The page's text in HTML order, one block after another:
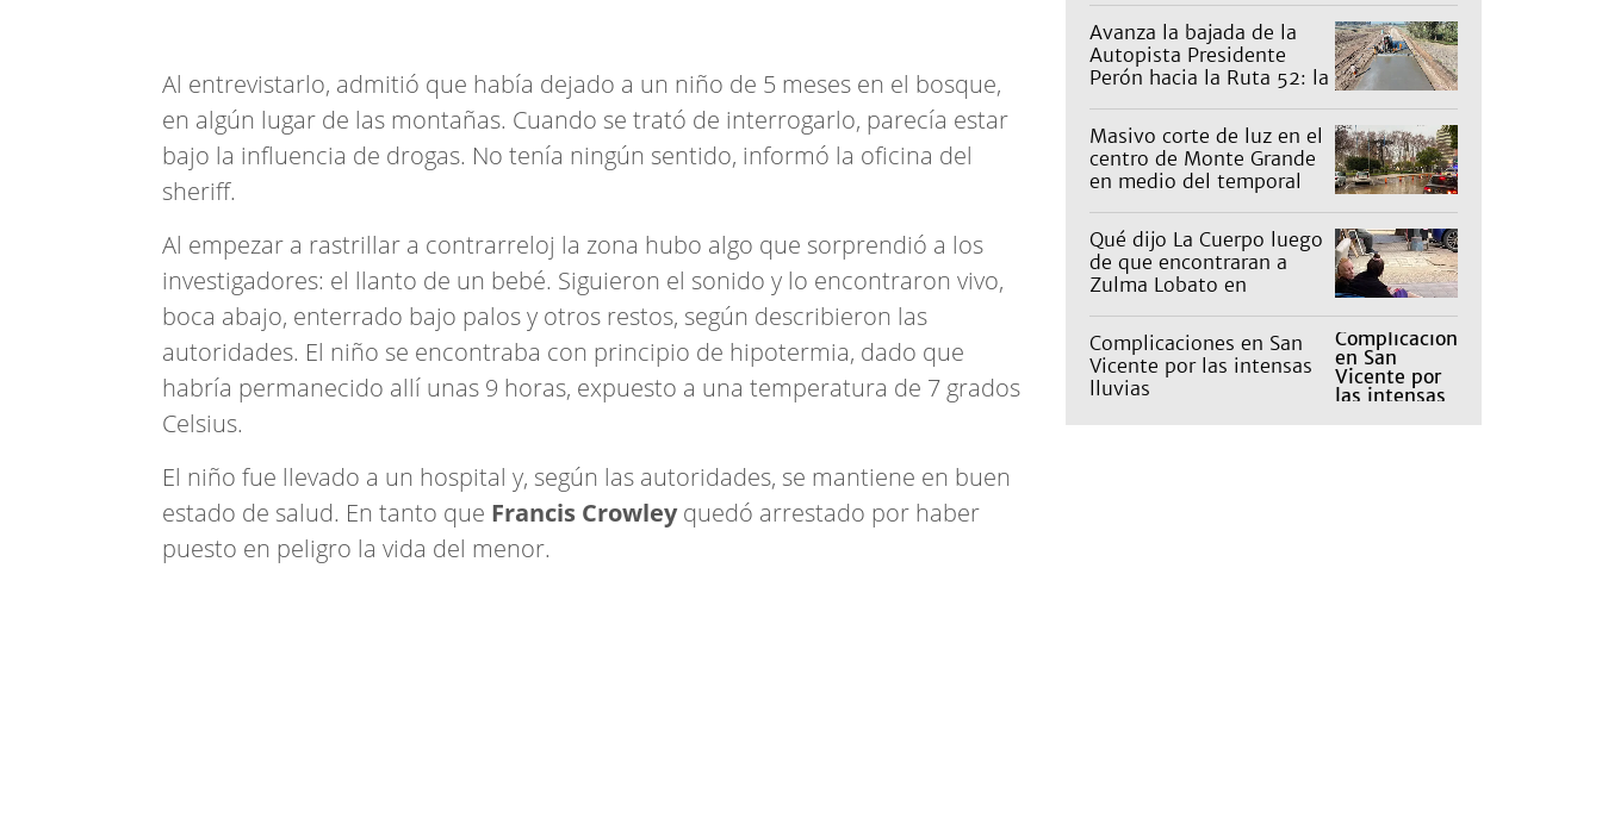
Al entrevistarlo, admitió que había dejado a un niño de 5 meses en el bosque,
en algún lugar de las montañas. Cuando se trató de interrogarlo, parecía estar
bajo la influencia de drogas. No tenía ningún sentido, informó la oficina del
sheriff.
Al empezar a rastrillar a contrarreloj la zona hubo algo que sorprendió a los
investigadores: el llanto de un bebé. Siguieron el sonido y lo encontraron vivo,
boca abajo, enterrado bajo palos y otros restos, según describieron las
autoridades. El niño se encontraba con principio de hipotermia, dado que
habría permanecido allí unas 9 horas, expuesto a una temperatura de 7 grados
Celsius.
El niño fue llevado a un hospital y, según las autoridades, se mantiene en buen
estado de salud. En tanto que Francis Crowleyquedó arrestado por haber
puesto en peligro la vida del menor.
Avanza la bajada de la
Autopista Presidente
Perón hacia la Ruta 52: la
Masivo corte de luz en el
centro de Monte Grande
en medio del temporal
Qué dijo La Cuerpo luego
de que encontraran a
Zulma Lobato en
Complicaciones en San
Vicente por las intensas
lluvias